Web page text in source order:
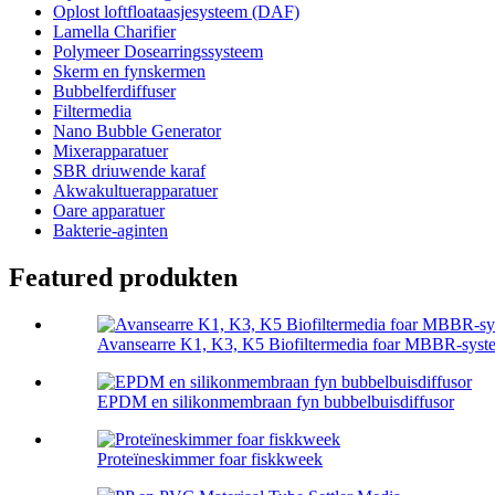
Oplost loftfloataasjesysteem (DAF)
Lamella Charifier
Polymeer Dosearringssysteem
Skerm en fynskermen
Bubbelferdiffuser
Filtermedia
Nano Bubble Generator
Mixerapparatuer
SBR driuwende karaf
Akwakultuerapparatuer
Oare apparatuer
Bakterie-aginten
Featured produkten
Avansearre K1, K3, K5 Biofiltermedia foar MBBR-
EPDM en silikonmembraan fyn bubbelbuisdiffusor
Proteïneskimmer foar fiskkweek